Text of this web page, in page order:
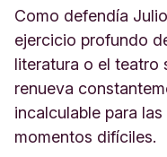
Como defendía
ejercicio profundo
literatura o el teatro
renueva
incalculable para
momentos difíciles.